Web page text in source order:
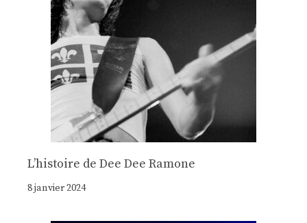
Lʼhistoire de Dee Dee Ramone
8 janvier 2024